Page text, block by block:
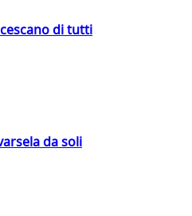
di tutti
da soli